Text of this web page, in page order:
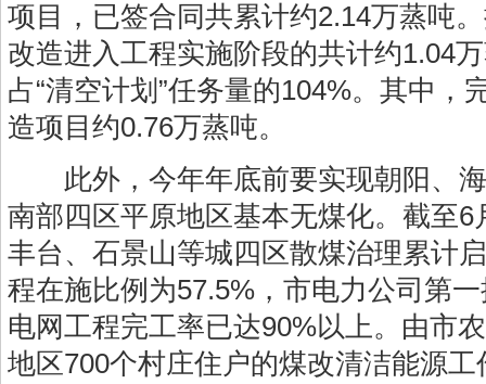
项目，已签合同共累计约2.14万蒸吨
改造进入工程实施阶段的共计约1.04
占“清空计划”任务量的104%。其中，
造项目约0.76万蒸吨。
此外，今年年底前要实现朝阳、海
南部四区平原地区基本无煤化。截至6
丰台、石景山等城四区散煤治理累计
程在施比例为57.5%，市电力公司第
电网工程完工率已达90%以上。由市
地区700个村庄住户的煤改清洁能源